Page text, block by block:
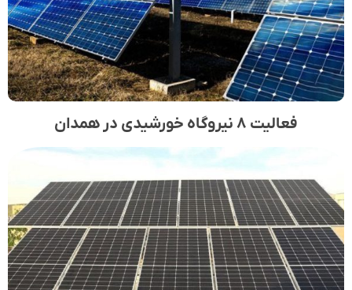
فعالیت ۸ نیروگاه خورشیدی در همدان